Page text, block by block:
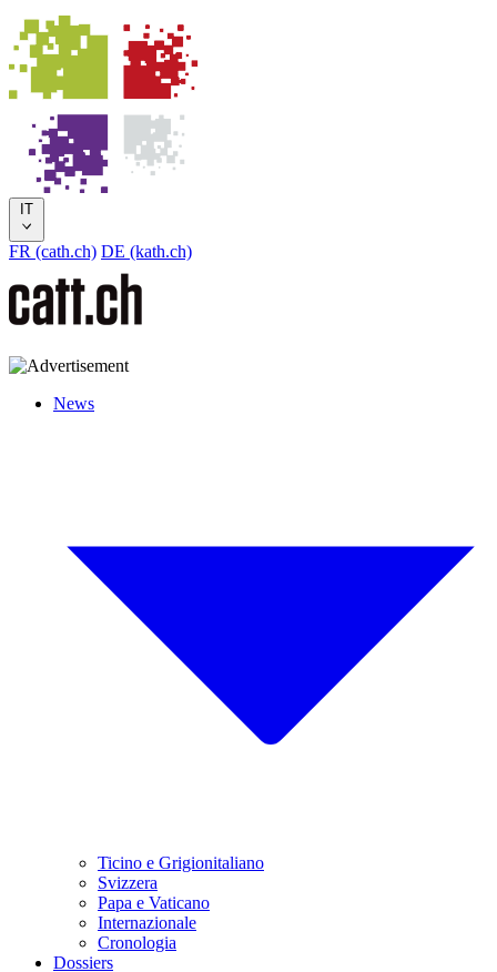
IT
FR (cath.ch) DE (kath.ch)
News
Ticino e Grigionitaliano
Svizzera
Papa e Vaticano
Internazionale
Cronologia
Dossiers